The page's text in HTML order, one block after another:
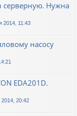
серверную. Нужна
2014, 11:43
насосу
EDA201D.
2014, 20:42